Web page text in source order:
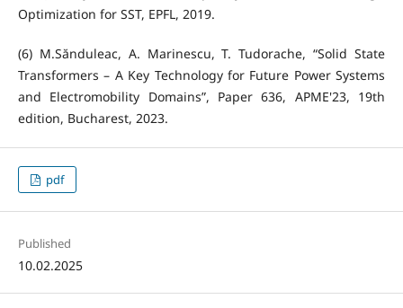
Optimization for SST, EPFL, 2019.
(6) M.Sănduleac, A. Marinescu, T. Tudorache, “Solid State
Transformers – A Key Technology for Future Power Systems
and Electromobility Domains”, Paper 636, APME'23, 19th
edition, Bucharest, 2023.
pdf
Published
10.02.2025